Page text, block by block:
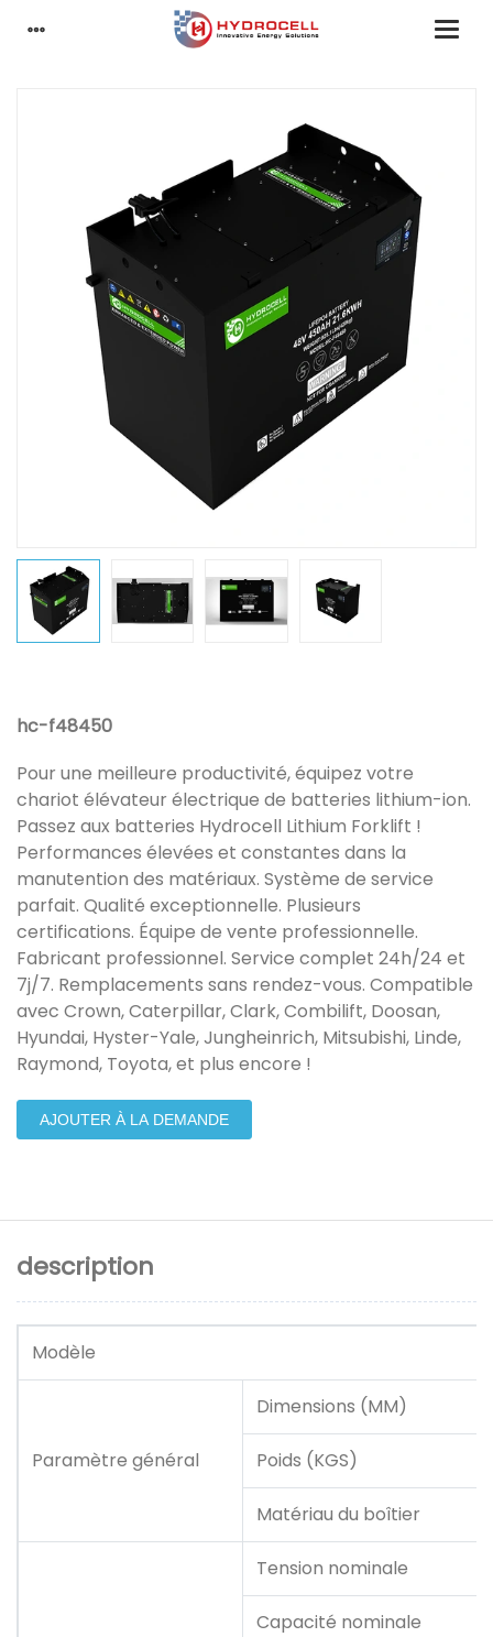
hc-f48450
Pour une meilleure productivité, équipez votre
chariot élévateur électrique de batteries lithium-ion.
Passez aux batteries Hydrocell Lithium Forklift !
Performances élevées et constantes dans la
manutention des matériaux. Système de service
parfait. Qualité exceptionnelle. Plusieurs
certifications. Équipe de vente professionnelle.
Fabricant professionnel. Service complet 24h/24 et
7j/7. Remplacements sans rendez-vous. Compatible
avec Crown, Caterpillar, Clark, Combilift, Doosan,
Hyundai, Hyster-Yale, Jungheinrich, Mitsubishi, Linde,
Raymond, Toyota, et plus encore !
AJOUTER À LA DEMANDE
description
Modèle
Paramètre général
Dimensions (MM)
Poids (KGS)
Matériau du boîtier
Tension nominale
Capacité nominale